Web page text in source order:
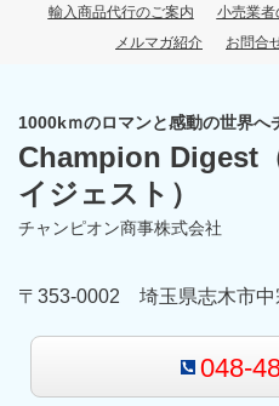
輸入商品代行のご案内 小売業者
メルマガ紹介
お問合
1000kｍのロマンと感動の世界へ
Champion Digest
イジェスト）
チャンピオン商事株式会社
〒353-0002 埼玉県志木市中
048-